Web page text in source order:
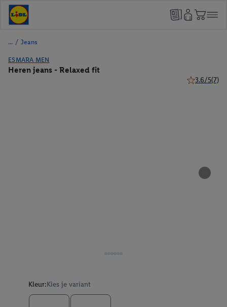
/ Jeans
ESMARA MEN
Heren jeans - Relaxed fit
3.6/5(7)
Kleur:Kies je variant